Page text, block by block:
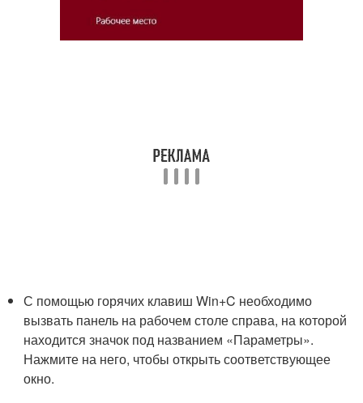
С помощью горячих клавиш Win+C необходимо
вызвать панель на рабочем столе справа, на которой
находится значок под названием «Параметры».
Нажмите на него, чтобы открыть соответствующее
окно.